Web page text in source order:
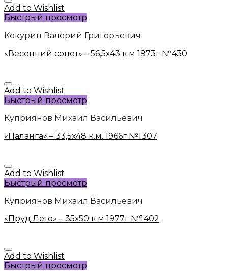
Add to Wishlist
Быстрый просмотр
Кокурин Валерий Григорьевич
«Весенний сонет» – 56,5х43 к.м 1973г №430
Add to Wishlist
Быстрый просмотр
Куприянов Михаил Васильевич
«Паланга» – 33,5х48 к.м. 1966г №1307
Add to Wishlist
Быстрый просмотр
Куприянов Михаил Васильевич
«Пруд.Лето» – 35х50 к.м 1977г №1402
Add to Wishlist
Быстрый просмотр